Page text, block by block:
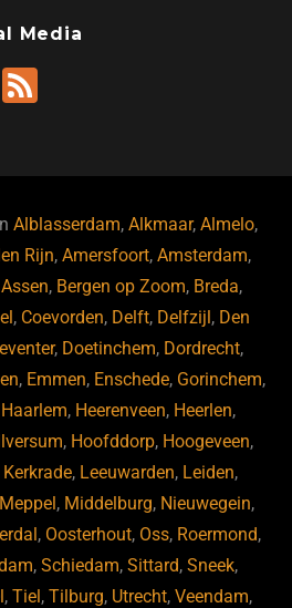
Media
X
Alblasserdam,Alkmaar,Almelo,
Rijn,Amersfoort,Amsterdam,
Assen, Bergen op Zoom, Breda,
, Coevorden, Delft, Delfzijl , Den
, Doetinchem, Dordrecht,
, Emmen, Enschede, Gorinchem,
Haarlem, Heerenveen, Heerlen,
, Hoofddorp, Hoogeveen,
Kerkrade, Leeuwarden, Leiden,
Meppel , Middelburg, Nieuwegein,
, Oosterhout, Oss, Roermond,
, Schiedam, Sittard, Sneek,
,Tiel ,Tilburg, Utrecht,Veendam,